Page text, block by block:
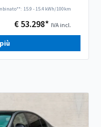
15.9 - 15.4 kWh/100km
€ 53.298* IVA incl.